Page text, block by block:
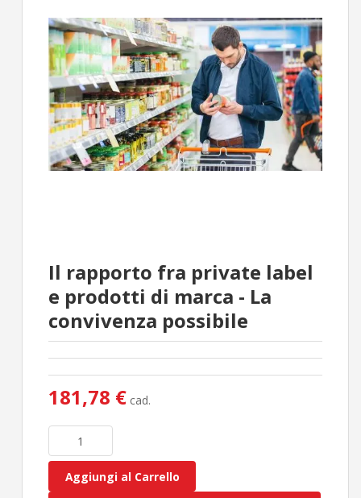
Il rapporto fra private label
e prodotti di marca - La
convivenza possibile
181,78 € cad.
Aggiungi al Carrello